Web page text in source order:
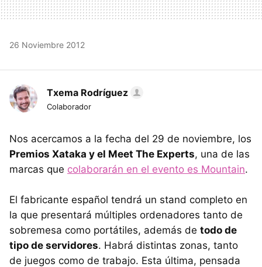
26 Noviembre 2012
Txema Rodríguez
Colaborador
Nos acercamos a la fecha del 29 de noviembre, los
Premios Xataka y el Meet The Experts, una de las
marcas que colaborarán en el evento es Mountain.
El fabricante español tendrá un stand completo en
la que presentará múltiples ordenadores tanto de
sobremesa como portátiles, además de todo de
tipo de servidores. Habrá distintas zonas, tanto
de juegos como de trabajo. Esta última, pensada